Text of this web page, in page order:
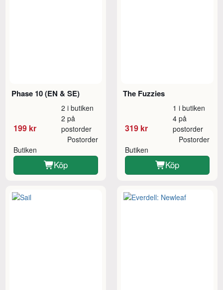
Phase 10 (EN & SE)
199 kr
2 i butiken
2 på
postorder
Butiken
Postorder
Köp
The Fuzzies
319 kr
1 i butiken
4 på
postorder
Butiken
Postorder
Köp